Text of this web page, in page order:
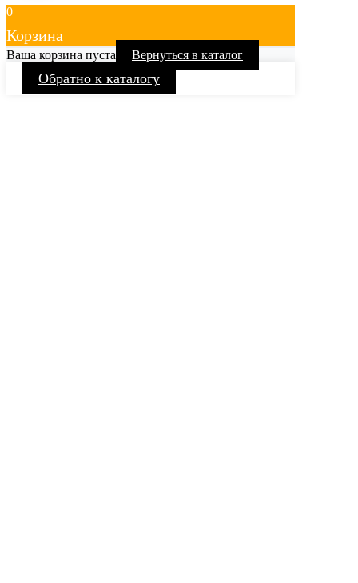
0
Корзина
Ваша корзина пуста Вернуться в каталог
Обратно к каталогу